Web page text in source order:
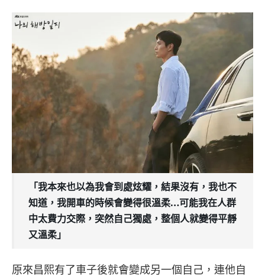
「我本來也以為我會到處炫耀，結果沒有，我也不
知道，我開車的時候會變得很溫柔…可能我在人群
中太費力交際，突然自己獨處，整個人就變得平靜
又溫柔」
原來昌熙有了車子後就會變成另一個自己，連他自